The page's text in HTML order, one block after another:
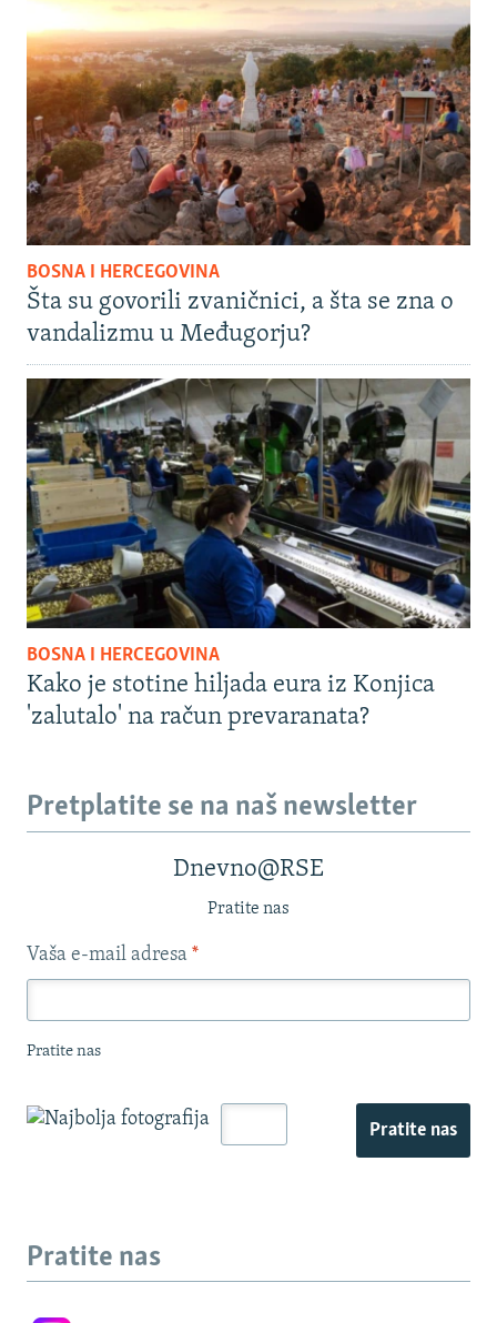
BOSNA I HERCEGOVINA
Šta su govorili zvaničnici, a šta se zna o
vandalizmu u Međugorju?
BOSNA I HERCEGOVINA
Kako je stotine hiljada eura iz Konjica
'zalutalo' na račun prevaranata?
Pretplatite se na naš newsletter
Dnevno@RSE
Pratite nas
Vaša e-mail adresa *
Pratite nas
Pratite nas
Pratite nas